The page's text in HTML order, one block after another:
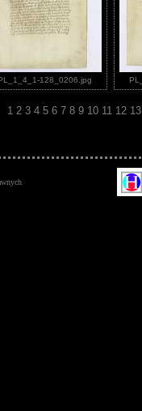
128_0206.jpg
1 2 3 4 5 6 7 8 9 10 11 12